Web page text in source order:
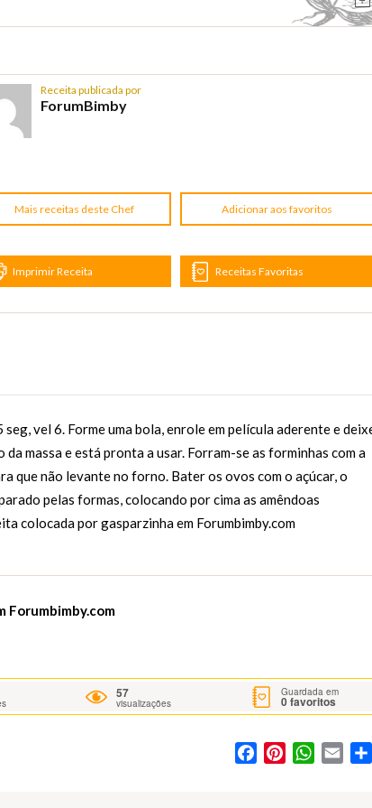
Receita publicada por
ForumBimby
Mais receitas deste Chef Adicionar aos favoritos
Imprimir Receita Receitas Favoritas
vel 6. Forme uma bola, enrole em película aderente e
massa e está pronta a usar. Forram-se as forminhas com a
que não levante no forno. Bater os ovos com o açúcar, o
pelas formas, colocando por cima as amêndoas
colocada por gasparzinha em Forumbimby.com
Forumbimby.com
57
visualizações
Guardada em
0favoritos
FacebookPinterest